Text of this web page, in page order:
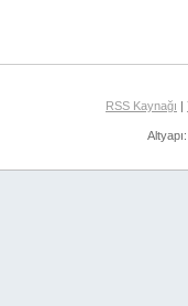
RSS Kaynağı |